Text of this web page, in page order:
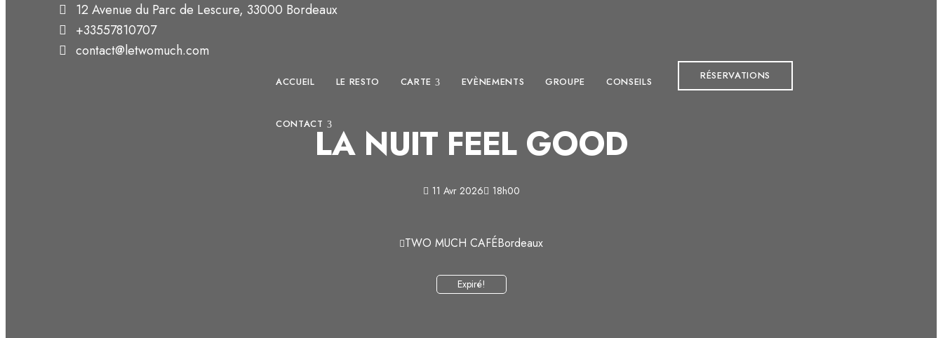
12 Avenue du Parc de Lescure, 33000 Bordeaux
+33557810707
contact@letwomuch.com
ACCUEIL LE RESTO CARTE EVÈNEMENTS GROUPE CONSEILS
CONTACT
RÉSERVATIONS
LA NUIT FEEL GOOD
11 Avr 2026
Expiré!
18h00
TWO MUCH CAFÉBordeaux